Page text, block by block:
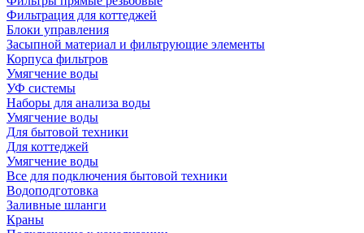
Фильтрация для коттеджей
Блоки управления
Засыпной материал и фильтрующие элементы
Корпуса фильтров
Умягчение воды
УФ системы
Наборы для анализа воды
Умягчение воды
Для бытовой техники
Для коттеджей
Умягчение воды
Все для подключения бытовой техники
Водоподготовка
Заливные шланги
Краны